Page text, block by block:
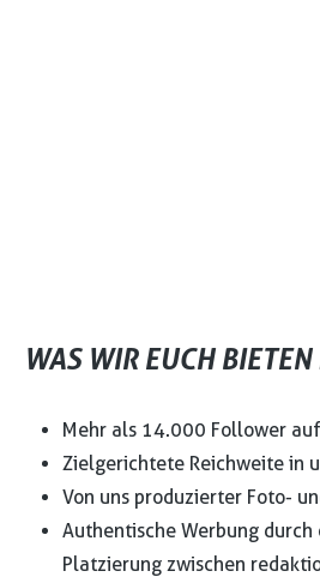
WAS WIR EUCH
Mehr als 14.000 Follower
Zielgerichtete Reichweite in
Von uns produzierter Foto-
Authentische Werbung
Platzierung zwischen